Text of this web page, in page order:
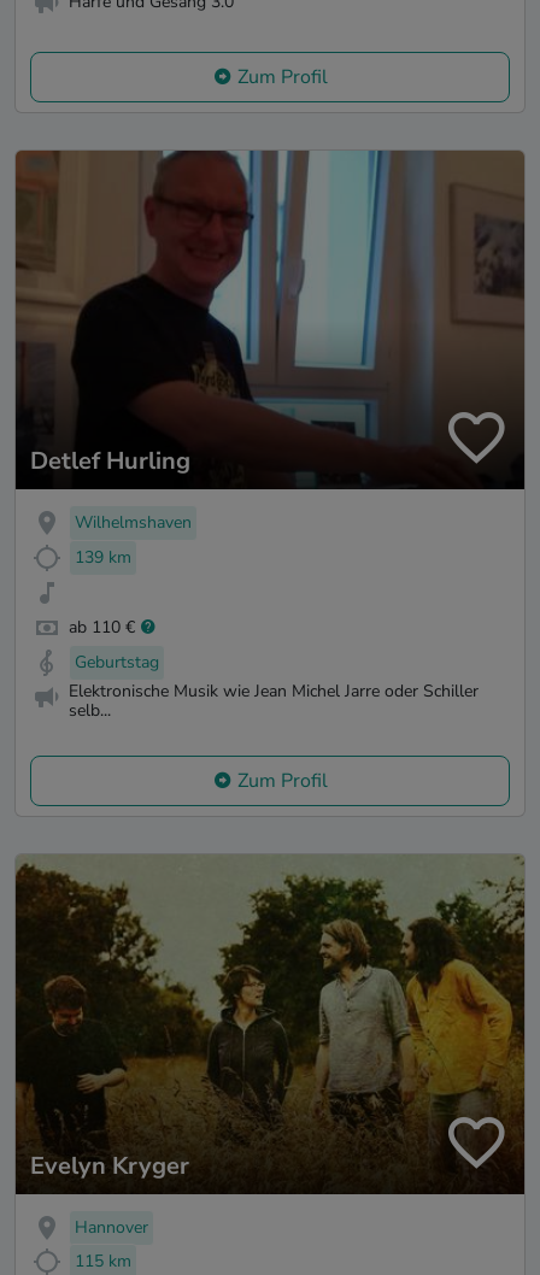
Zum Profil
Detlef Hurling
Wilhelmshaven
139 km
ab 110 €
Geburtstag
Elektronische Musik wie Jean Michel Jarre oder Schiller
selb...
Zum Profil
Evelyn Kryger
Hannover
115 km